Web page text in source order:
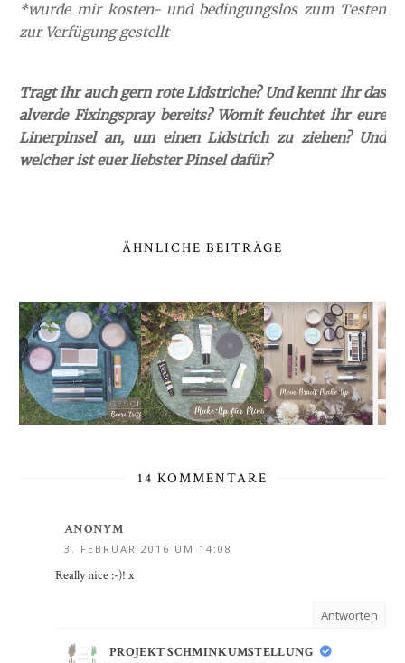
*wurde mir kosten- und bedingungslos zum Testen
zur Verfügung gestellt
Tragt ihr auch gern rote Lidstriche? Und kennt ihr das
alverde Fixingspray bereits? Womit feuchtet ihr eure
Linerpinsel an, um einen Lidstrich zu ziehen? Und
welcher ist euer liebster Pinsel dafür?
ÄHNLICHE BEITRÄGE
14 KOMMENTARE
ANONYM
3. FEBRUAR 2016 UM 14:08
Really nice :-)! x
Antworten
PROJEKT SCHMINKUMSTELLUNG